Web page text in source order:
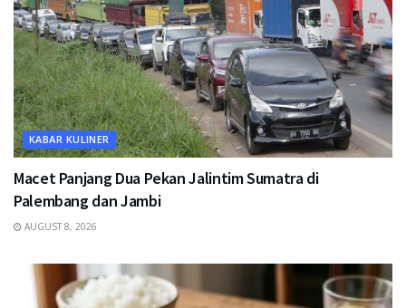
KABAR KULINER
Macet Panjang Dua Pekan Jalintim Sumatra di
Palembang dan Jambi
AUGUST 8, 2026